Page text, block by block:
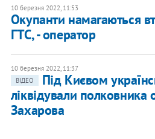
10 березня 2022, 11:53
Окупанти намагаються
ГТС, - оператор
10 березня 2022, 11:37
ВІДЕО
Під Києвом
ліквідували полковника
Захарова